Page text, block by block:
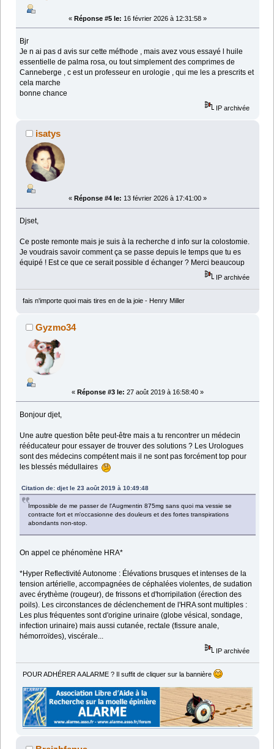
« Réponse #5 le: 16 février 2026 à 12:31:58 »
Bjr
Je n ai pas d avis sur cette méthode , mais avez vous essayé l huile
essentielle de palma rosa, ou tout simplement des comprimes de
Canneberge , c est un professeur en urologie , qui me les a prescrits et
cela marche
bonne chance
IP archivée
isatys
« Réponse #4 le: 13 février 2026 à 17:41:00 »
Djset,
Ce poste remonte mais je suis à la recherche d info sur la colostomie.
Je voudrais savoir comment ça se passe depuis le temps que tu es
équipé ! Est ce que ce serait possible d échanger ? Merci beaucoup
IP archivée
fais n'importe quoi mais tires en de la joie - Henry Miller
Gyzmo34
« Réponse #3 le: 27 août 2019 à 16:58:40 »
Bonjour djet,
Une autre question bête peut-être mais a tu rencontrer un médecin
rééducateur pour essayer de trouver des solutions ? Les Urologues
sont des médecins compétent mais il ne sont pas forcément top pour
les blessés médullaires
Citation de: djet le 23 août 2019 à 10:49:48
Impossible de me passer de l'Augmentin 875mg sans quoi ma vessie se
contracte fort et m'occasionne des douleurs et des fortes transpirations
abondants non-stop.
On appel ce phénomène HRA*
*Hyper Reflectivité Autonome : Élévations brusques et intenses de la
tension artérielle, accompagnées de céphalées violentes, de sudation
avec érythème (rougeur), de frissons et d'horripilation (érection des
poils). Les circonstances de déclenchement de l'HRA sont multiples :
Les plus fréquentes sont d'origine urinaire (globe vésical, sondage,
infection urinaire) mais aussi cutanée, rectale (fissure anale,
hémorroïdes), viscérale...
IP archivée
POUR ADHÉRER A ALARME ? Il suffit de cliquer sur la bannière